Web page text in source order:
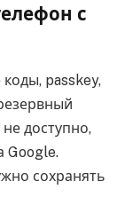
с
passkey,
доступно,
Google.
сохранять